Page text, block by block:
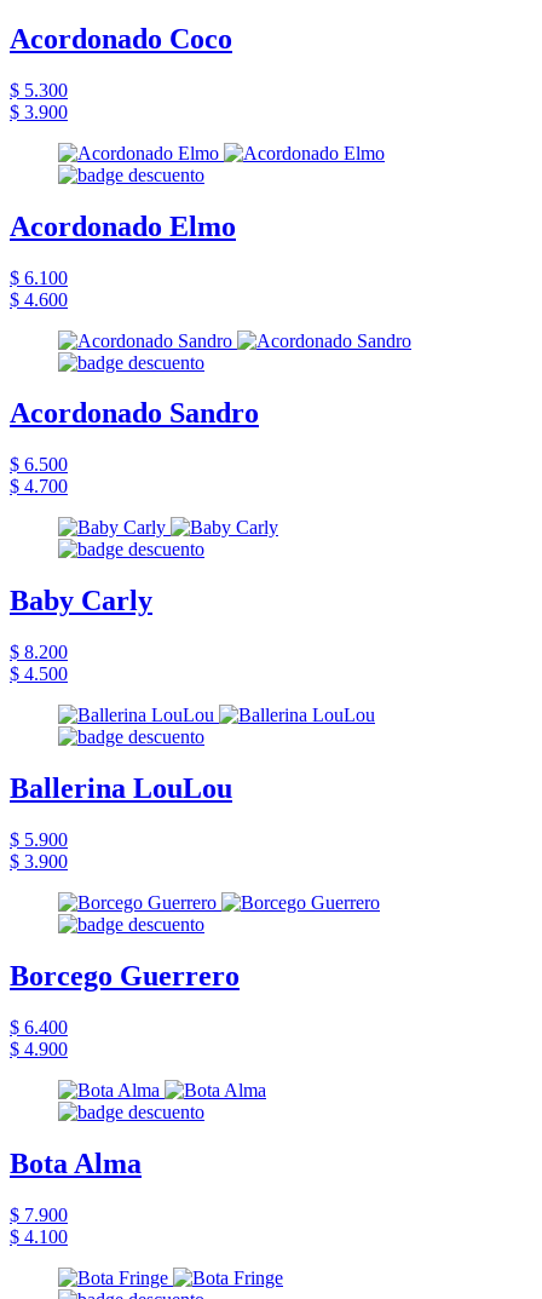
Acordonado Coco
$ 5.300
$ 3.900
Acordonado Elmo
$ 6.100
$ 4.600
Acordonado Sandro
$ 6.500
$ 4.700
Baby Carly
$ 8.200
$ 4.500
Ballerina LouLou
$ 5.900
$ 3.900
Borcego Guerrero
$ 6.400
$ 4.900
Bota Alma
$ 7.900
$ 4.100